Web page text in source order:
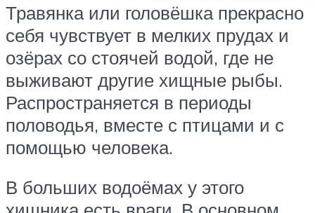
Травянка или головёшка прекрасно
себя чувствует в мелких прудах и
озёрах со стоячей водой, где не
выживают другие хищные рыбы.
Распространяется в периоды
половодья, вместе с птицами и с
помощью человека.
В больших водоёмах у этого